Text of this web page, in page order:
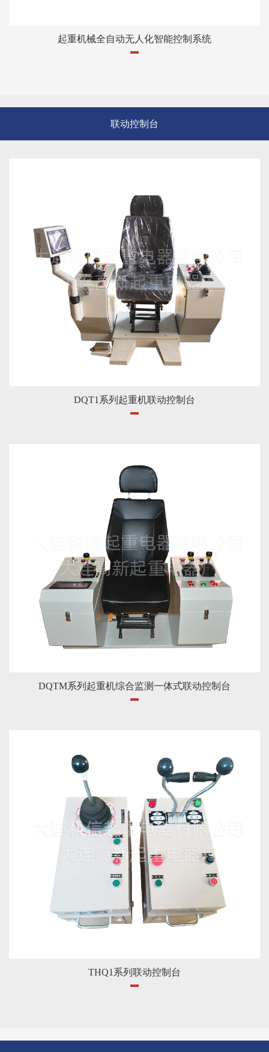
起重机械全自动无人化智能控制系统
联动控制台
DQT1系列起重机联动控制台
DQTM系列起重机综合监测一体式联动控制台
THQ1系列联动控制台